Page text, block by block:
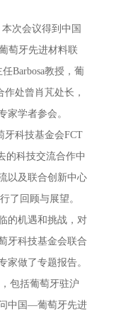
次会议得到中国
萄牙先进材料联
Barbosa教授，葡
处曾肖芃处长，
家学者参会。
牙科技基金会FCT
的科技交流合作中
以及联合创新中心
了回顾与展望。
的机遇和挑战，对
牙科技基金会联合
做了专题报告。
包括葡萄牙驻沪
中国—葡萄牙先进